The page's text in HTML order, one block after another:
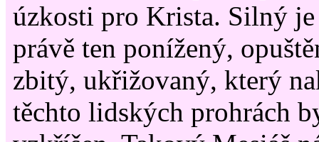
úzkosti pro Krista. Silný
právě ten ponížený,
zbitý, ukřižovaný, který
těchto lidských prohrách